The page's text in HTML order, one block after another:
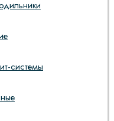
системы